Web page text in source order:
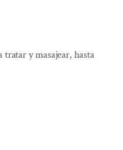
y masajear, hasta